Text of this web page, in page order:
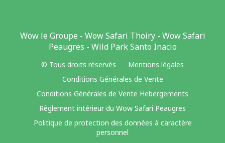
Wow le Groupe - Wow Safari Thoiry- Wow Safari
Peaugres - Wild Park Santo Inacio
© Tous droits réservés
Mentions légales
Conditions Générales de Vente
Conditions Générales de Vente Hebergements
Règlement intérieur du Wow Safari Peaugres
Politique de protection des données à caractère
personnel